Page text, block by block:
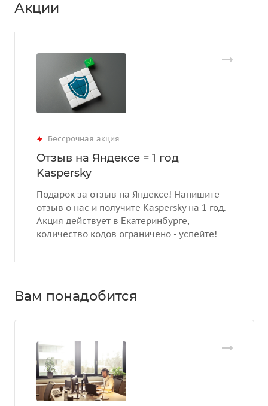
Акции
Бессрочная акция
Отзыв на Яндексе = 1 год
Kaspersky
Подарок за отзыв на Яндексе! Напишите
отзыв о нас и получите Kaspersky на 1 год.
Акция действует в Екатеринбурге,
количество кодов ограничено - успейте!
Вам понадобится